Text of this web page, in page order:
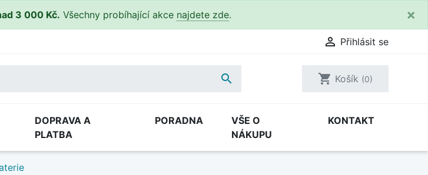
3 000 Kč. Všechny probíhající akce najdete zde. ×
 Přihlásit se
 shopping_cart Košík (0)
DOPRAVA A
PLATBA
PORADNA
VŠE O
NÁKUPU
KONTAKT